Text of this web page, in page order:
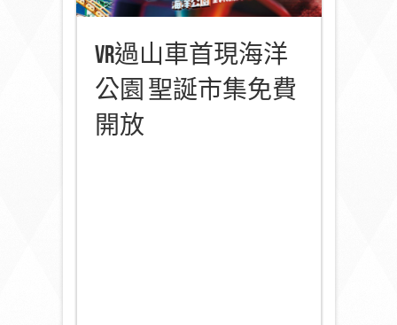
VR過山車首現海洋
公園 聖誕市集免費
開放